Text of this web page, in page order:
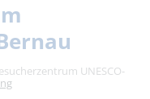
UNESCO-